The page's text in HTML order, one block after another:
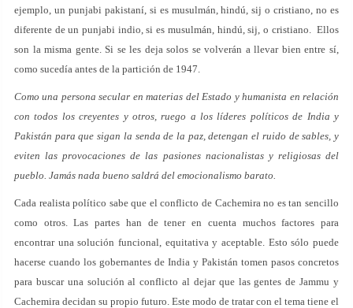
ejemplo, un punjabi pakistaní, si es musulmán, hindú, sij o cristiano, no es
diferente de un punjabi indio, si es musulmán, hindú, sij, o cristiano. Ellos
son la misma gente. Si se les deja solos se volverán a llevar bien entre sí,
como sucedía antes de la partición de 1947.
Como una persona secular en materias del Estado y humanista en relación
con todos los creyentes y otros, ruego a los líderes políticos de India y
Pakistán para que sigan la senda de la paz, detengan el ruido de sables, y
eviten las provocaciones de las pasiones nacionalistas y religiosas del
pueblo. Jamás nada bueno saldrá del emocionalismo barato.
Cada realista político sabe que el conflicto de Cachemira no es tan sencillo
como otros. Las partes han de tener en cuenta muchos factores para
encontrar una solución funcional, equitativa y aceptable. Esto sólo puede
hacerse cuando los gobernantes de India y Pakistán tomen pasos concretos
para buscar una solución al conflicto al dejar que las gentes de Jammu y
Cachemira decidan su propio futuro. Este modo de tratar con el tema tiene el